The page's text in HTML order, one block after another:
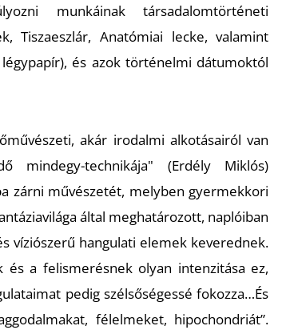
munkáinak társadalomtörténeti
Tiszaeszlár, Anatómiai lecke, valamint
légypapír), és azok történelmi dátumoktól
akár irodalmi alkotásairól van
mindegy-technikája" (Erdély Miklós)
zárni művészetét, melyben gyermekkori
által meghatározott, naplóiban
víziószerű hangulati elemek keverednek.
és a felismerésnek olyan intenzitása ez,
pedig szélsőségessé fokozza…És
félelmeket, hipochondriát”.